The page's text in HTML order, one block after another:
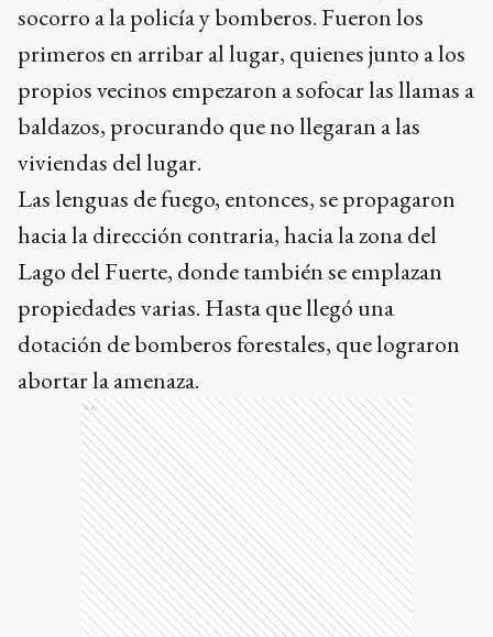
socorro a la policía y bomberos. Fueron los
primeros en arribar al lugar, quienes junto a los
propios vecinos empezaron a sofocar las llamas a
baldazos, procurando que no llegaran a las
viviendas del lugar.
Las lenguas de fuego, entonces, se propagaron
hacia la dirección contraria, hacia la zona del
Lago del Fuerte, donde también se emplazan
propiedades varias. Hasta que llegó una
dotación de bomberos forestales, que lograron
abortar la amenaza.
Ads